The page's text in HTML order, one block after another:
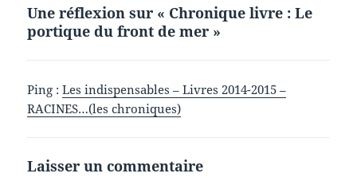
Une réflexion sur « Chronique livre : Le
portique du front de mer »
Ping :Les indispensables – Livres 2014-2015 –
RACINES…(les chroniques)
Laisser un commentaire